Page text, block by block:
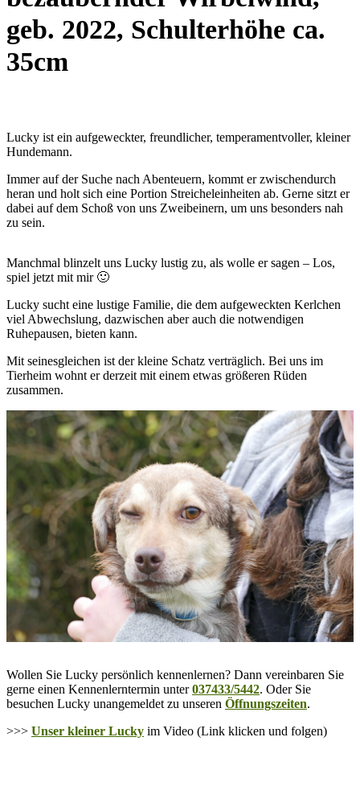
geb. 2022, Schulterhöhe ca.
35cm
Lucky ist ein aufgeweckter, freundlicher, temperamentvoller, kleiner
Hundemann.
Immer auf der Suche nach Abenteuern, kommt er zwischendurch
heran und holt sich eine Portion Streicheleinheiten ab. Gerne sitzt er
dabei auf dem Schoß von uns Zweibeinern, um uns besonders nah
zu sein.
Manchmal blinzelt uns Lucky lustig zu, als wolle er sagen – Los,
spiel jetzt mit mir 🙂
Lucky sucht eine lustige Familie, die dem aufgeweckten Kerlchen
viel Abwechslung, dazwischen aber auch die notwendigen
Ruhepausen, bieten kann.
Mit seinesgleichen ist der kleine Schatz verträglich. Bei uns im
Tierheim wohnt er derzeit mit einem etwas größeren Rüden
zusammen.
Wollen Sie Lucky persönlich kennenlernen? Dann vereinbaren Sie
gerne einen Kennenlerntermin unter037433/5442. Oder Sie
besuchen Lucky unangemeldet zu unseren Öffnungszeiten.
>>> Unser kleiner Lucky im Video (Link klicken und folgen)